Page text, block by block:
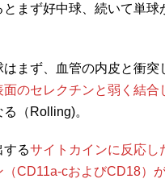
まず好中球、続いて単球
まず、血管の内皮と衝突
面のセレクチンと弱く結合
（Rolling)。
するサイトカインに反応し
CD11a-cおよびCD18）